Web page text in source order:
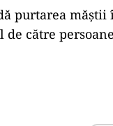
purtarea
de către